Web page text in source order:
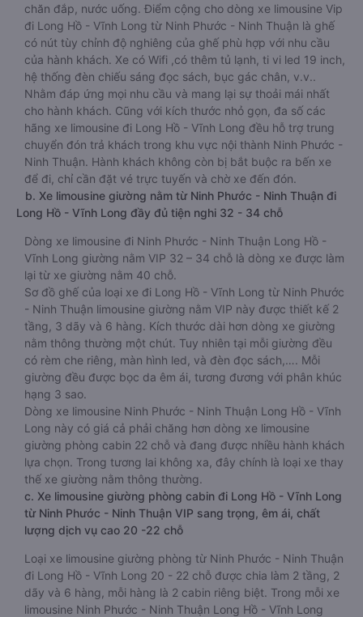
chăn đắp, nước uống. Điểm cộng cho dòng xe limousine Vip
đi Long Hồ - Vĩnh Long từ Ninh Phước - Ninh Thuận là ghế
có nút tùy chỉnh độ nghiêng của ghế phù hợp với nhu cầu
của hành khách. Xe có Wifi ,có thêm tủ lạnh, ti vi led 19 inch,
hệ thống đèn chiếu sáng đọc sách, bục gác chân, v.v..
Nhằm đáp ứng mọi nhu cầu và mang lại sự thoải mái nhất
cho hành khách. Cũng với kích thước nhỏ gọn, đa số các
hãng xe limousine đi Long Hồ - Vĩnh Long đều hỗ trợ trung
chuyển đón trả khách trong khu vực nội thành Ninh Phước -
Ninh Thuận. Hành khách không còn bị bắt buộc ra bến xe
để đi, chỉ cần đặt vé trực tuyến và chờ xe đến đón.
b. Xe limousine giường nằm từ Ninh Phước - Ninh Thuận đi
Long Hồ - Vĩnh Long đầy đủ tiện nghi 32 - 34 chỗ
Dòng xe limousine đi Ninh Phước - Ninh Thuận Long Hồ -
Vĩnh Long giường nằm VIP 32 – 34 chỗ là dòng xe được làm
lại từ xe giường nằm 40 chỗ.
Sơ đồ ghế của loại xe đi Long Hồ - Vĩnh Long từ Ninh Phước
- Ninh Thuận limousine giường nằm VIP này được thiết kế 2
tầng, 3 dãy và 6 hàng. Kích thước dài hơn dòng xe giường
nằm thông thường một chút. Tuy nhiên tại mỗi giường đều
có rèm che riêng, màn hình led, và đèn đọc sách,…. Mỗi
giường đều được bọc da êm ái, tương đương với phân khúc
hạng 3 sao.
Dòng xe limousine Ninh Phước - Ninh Thuận Long Hồ - Vĩnh
Long này có giá cả phải chăng hơn dòng xe limousine
giường phòng cabin 22 chỗ và đang được nhiều hành khách
lựa chọn. Trong tương lai không xa, đây chính là loại xe thay
thế xe giường nằm thông thường.
c. Xe limousine giường phòng cabin đi Long Hồ - Vĩnh Long
từ Ninh Phước - Ninh Thuận VIP sang trọng, êm ái, chất
lượng dịch vụ cao 20 -22 chỗ
Loại xe limousine giường phòng từ Ninh Phước - Ninh Thuận
đi Long Hồ - Vĩnh Long 20 - 22 chỗ được chia làm 2 tầng, 2
dãy và 6 hàng, mỗi hàng là 2 cabin riêng biệt. Trong mỗi xe
limousine Ninh Phước - Ninh Thuận Long Hồ - Vĩnh Long